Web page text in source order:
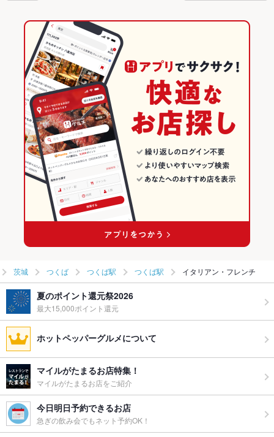
茨城 つくば つくば駅 つくば駅 イタリアン・フレンチ
夏のポイント還元祭2026
最大15,000ポイント還元
ホットペッパーグルメについて
マイルがたまるお店特集！
マイルがたまるお店をご紹介
今日明日予約できるお店
急ぎの飲み会でもネット予約OK！